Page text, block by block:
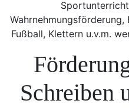
Wahrnehmungsförderung,
Fußball, Klettern u.v.m.
Schreiben